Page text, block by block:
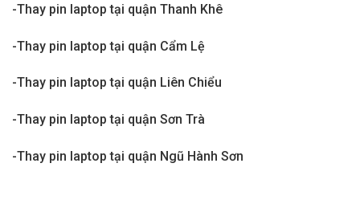
-Thay pin laptop tại quận Thanh Khê
-Thay pin laptop tại quận Cẩm Lệ
-Thay pin laptop tại quận Liên Chiểu
-Thay pin laptop tại quận Sơn Trà
-Thay pin laptop tại quận Ngũ Hành Sơn